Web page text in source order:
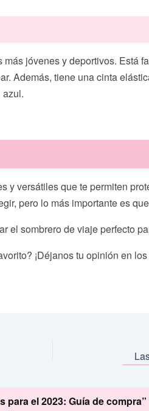
jóvenes y deportivos. Está
Además, tiene una cinta
azul.
versátiles que te permiten
pero lo más importante es
el sombrero de viaje perfecto
¡Déjanos tu opinión en
el 2023: Guía de compra”